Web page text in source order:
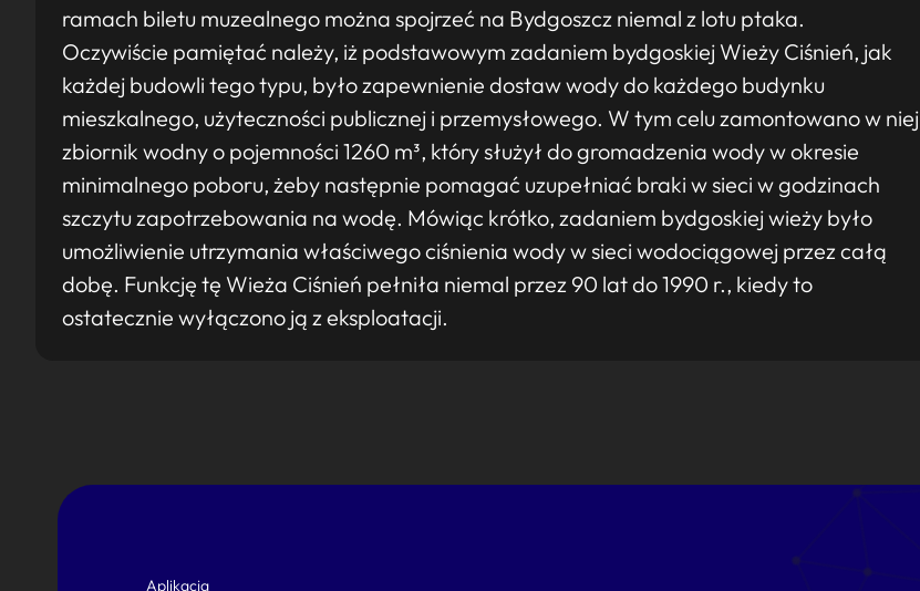
ramach biletu muzealnego można spojrzeć na Bydgoszcz niemal z lotu ptaka.
Oczywiście pamiętać należy, iż podstawowym zadaniem bydgoskiej Wieży Ciśnień, jak
każdej budowli tego typu, było zapewnienie dostaw wody do każdego budynku
mieszkalnego, użyteczności publicznej i przemysłowego. W tym celu zamontowano w niej
zbiornik wodny o pojemności 1260 m³, który służył do gromadzenia wody w okresie
minimalnego poboru, żeby następnie pomagać uzupełniać braki w sieci w godzinach
szczytu zapotrzebowania na wodę. Mówiąc krótko, zadaniem bydgoskiej wieży było
umożliwienie utrzymania właściwego ciśnienia wody w sieci wodociągowej przez całą
dobę. Funkcję tę Wieża Ciśnień pełniła niemal przez 90 lat do 1990 r., kiedy to
ostatecznie wyłączono ją z eksploatacji.
Aplikacja